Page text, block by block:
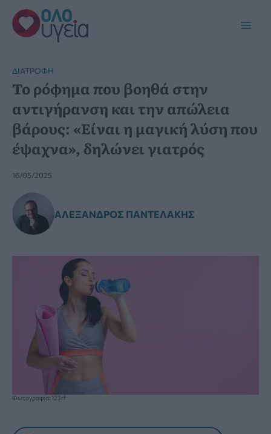
Μετάβαση
στο
περιεχόμενο
ΔΙΑΤΡΟΦΉ
Το ρόφημα που βοηθά στην
αντιγήρανση και την απώλεια
βάρους: «Είναι η μαγική λύση που
έψαχνα», δηλώνει γιατρός
16/05/2025
ΑΛΈΞΑΝΔΡΟΣ ΠΑΝΤΕΛΆΚΗΣ
Φωτογραφία: 123rf